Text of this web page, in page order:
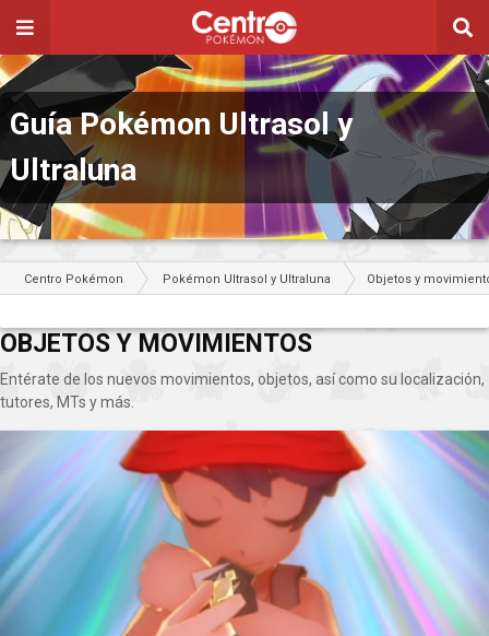
Guía Pokémon Ultrasol y
Ultraluna
Centro Pokémon Pokémon Ultrasol y Ultraluna Objetos y
OBJETOS Y MOVIMIENTOS
Entérate de los nuevos movimientos, objetos, así como su localización,
tutores, MTs y más.